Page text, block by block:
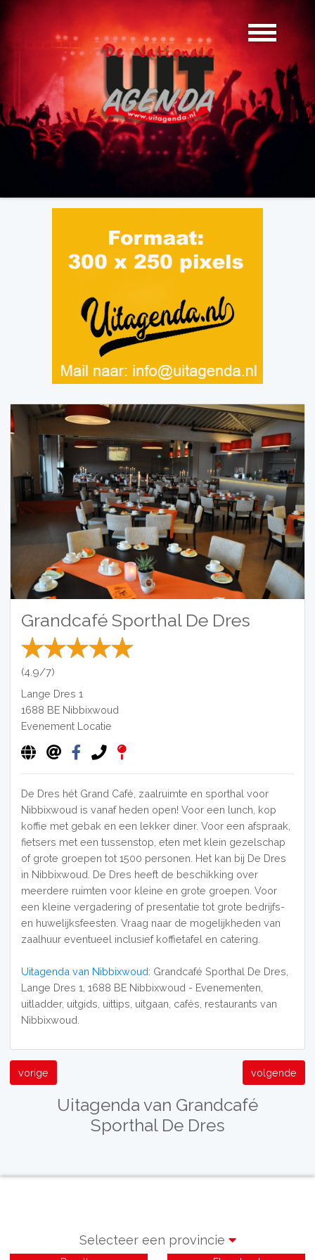
Grandcafé Sporthal De Dres
(4.9/7)
Lange Dres 1
1688 BE Nibbixwoud
Evenement Locatie
De Dres hét Grand Café, zaalruimte en sporthal voor
Nibbixwoud is vanaf heden open! Voor een lunch, kop
koffie met gebak en een lekker diner. Voor een afspraak,
fietsers met een tussenstop, eten met klein gezelschap
of grote groepen tot 1500 personen. Het kan bij De Dres
in Nibbixwoud. De Dres heeft de beschikking over
meerdere ruimten voor kleine en grote groepen. Voor
een kleine vergadering of presentatie tot grote bedrijfs-
en huwelijksfeesten. Vraag naar de mogelijkheden van
zaalhuur eventueel inclusief koffietafel en catering.
Uitagenda van Nibbixwoud: Grandcafé Sporthal De Dres,
Lange Dres 1, 1688 BE Nibbixwoud - Evenementen,
uitladder, uitgids, uittips, uitgaan, cafés, restaurants van
Nibbixwoud.
vorige volgende
Uitagenda van Grandcafé
Sporthal De Dres
Selecteer een provincie